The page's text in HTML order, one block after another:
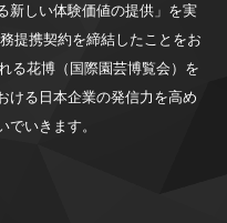
新しい体験価値の提供」を実
提携契約を締結したことをお
る花博（国際園芸博覧会）を
ける日本企業の発信力を高め
いきます。